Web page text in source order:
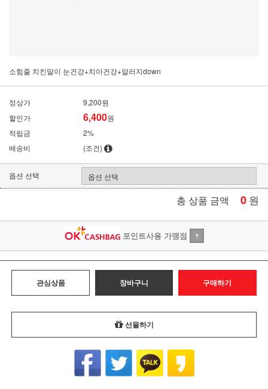
소힘줄 치킨말이 눈건강+치아건강+알러지down
정상가
9,200원
할인가
6,400원
적립금
2%
배송비
(조건)
옵션 선택
총 상품 금액 0 원
포인트사용 가맹점 ?
관심상품 장바구니 구매하기
선물하기